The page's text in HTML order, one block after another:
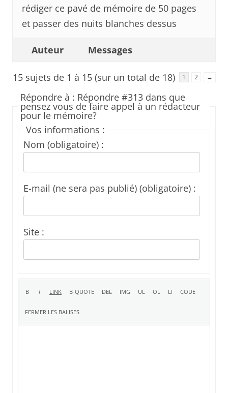
rédiger ce pavé de mémoire de 50 pages
et passer des nuits blanches dessus
Auteur Messages
15 sujets de 1 à 15 (sur un total de 18) 1 2 →
Répondre à : Répondre #313 dans que
pensez vous de faire appel à un rédacteur
pour le mémoire?
Vos informations :
Nom (obligatoire) :
E-mail (ne sera pas publié) (obligatoire) :
Site :